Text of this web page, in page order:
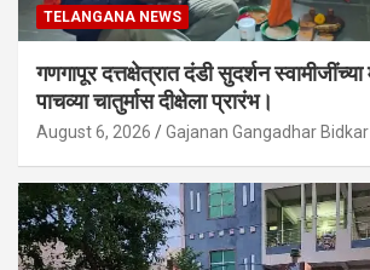
TELANGANA NEWS
गणगापूर दत्तक्षेत्रात दंडी सुदर्शन स्वामीजींच्या
पाचव्या चातुर्मास दीक्षेला प्रारंभ।
August 6, 2026 Gajanan Gangadhar Bidkar